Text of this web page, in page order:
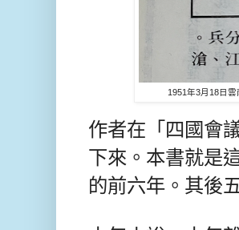
1951年3月18日
作者在「四國會
下來。本書就是
的前六年。其後